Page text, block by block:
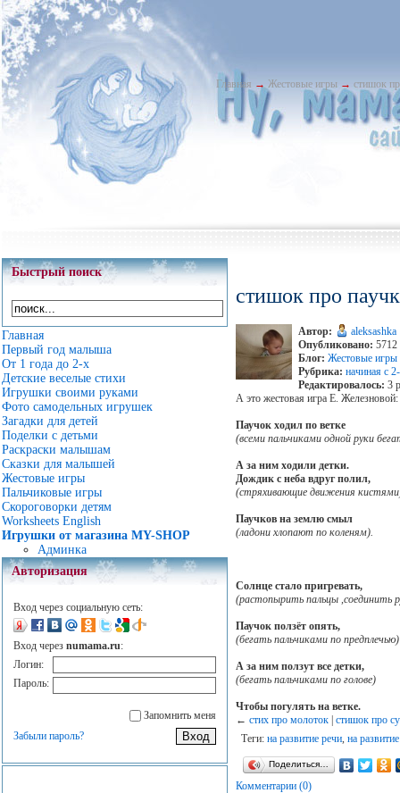
Главная → Жестовые игры → стишок
Быстрый поиск
Главная
Первый год малыша
От 1 года до 2-х
Детские веселые стихи
Игрушки своими руками
Фото самодельных игрушек
Загадки для детей
Поделки с детьми
Раскраски малышам
Сказки для малышей
Жестовые игры
Пальчиковые игры
Скороговорки детям
Worksheets English
Игрушки от магазина MY-SHOP
Админка
Авторизация
Вход через социальную сеть:
Вход через numama.ru:
Логин:
Пароль:
Запомнить меня
Забыли пароль?
стишок про
Автор:
aleksashka
Опубликовано: 5712
Блог: Жестовые игры
Рубрика: начиная с
Редактировалось: 3
А это жестовая игра Е. Железновой:
Паучок ходил по ветке
(всеми пальчиками одной руки
А за ним ходили детки.
Дождик с неба вдруг полил,
(стряхивающие движения
Паучков на землю смыл
(ладони хлопают по коленям).
Солнце стало пригревать,
(растопырить пальцы ,соединить
Паучок ползёт опять,
(бегать пальчиками по предплечью)
А за ним ползут все детки,
(бегать пальчиками по голове)
Чтобы погулять на ветке.
← стих про молоток| стишок про
Теги: на развитие речи, на
Поделиться…
Комментарии (0)